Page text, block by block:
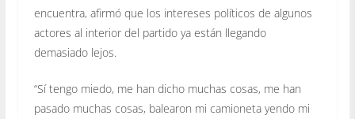
encuentra, afirmó que los intereses políticos de algunos
actores al interior del partido ya están llegando
demasiado lejos.
“Sí tengo miedo, me han dicho muchas cosas, me han
pasado muchas cosas, balearon mi camioneta yendo mi